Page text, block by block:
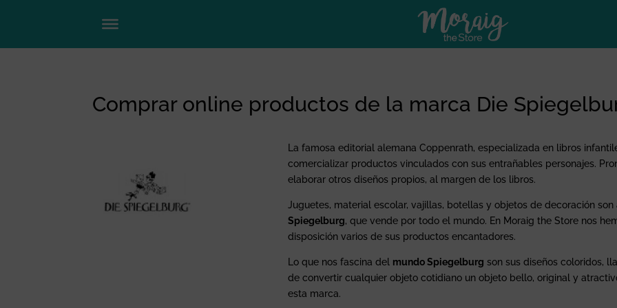
Comprar online productos de la marca Die
La famosa editorial alemana Coppenrath, especializada en libros
comercializar productos vinculados con sus entrañables personajes.
elaborar otros diseños propios, al margen de los libros.
Juguetes, material escolar, vajillas, botellas y objetos de decoración
Spiegelburg, que vende por todo el mundo. En Moraig the Store nos
disposición varios de sus productos encantadores.
Lo que nos fascina del mundo Spiegelburg son sus diseños coloridos,
de convertir cualquier objeto cotidiano un objeto bello, original y
esta marca.